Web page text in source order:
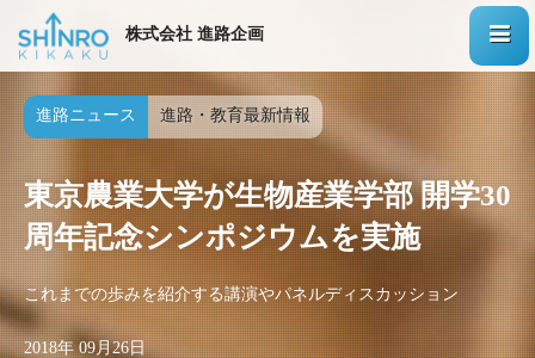
株式会社 進路企画
進路ニュース 進路・教育最新情報
東京農業大学が生物産業学部 開学30
周年記念シンポジウムを実施
これまでの歩みを紹介する講演やパネルディスカッション
2018年 09月26日